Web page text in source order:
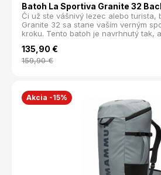
Batoh La Sportiva Granite 32
Či už ste vášnivý lezec alebo turista,
Granite 32 sa stane vaším verným
kroku. Tento batoh je navrhnutý tak,
135,90 €
159,90€
Akcia -15%